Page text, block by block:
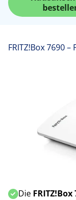
FRITZ!Box 7690
Die FRITZ!Box